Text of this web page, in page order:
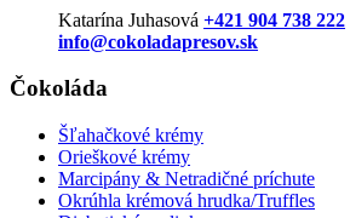
Katarína Juhasová +421 904 738 222
info@cokoladapresov.sk
Čokoláda
Šľahačkové krémy
Orieškové krémy
Marcipány & Netradičné príchute
Okrúhla krémová hrudka/Truffles